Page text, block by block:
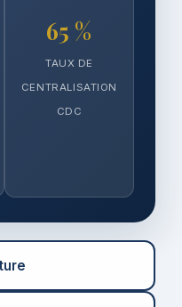
65 %
TAUX DE
CENTRALISATION
CDC